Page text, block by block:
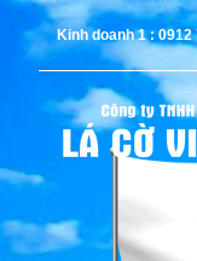
Kinh doanh 1 : 0912